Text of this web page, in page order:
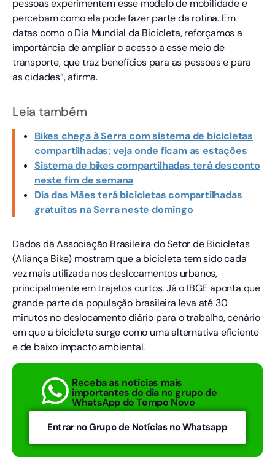
pessoas experimentem esse modelo de mobilidade e
percebam como ela pode fazer parte da rotina. Em
datas como o Dia Mundial da Bicicleta, reforçamos a
importância de ampliar o acesso a esse meio de
transporte, que traz benefícios para as pessoas e para
as cidades”, afirma.
Leia também
Bikes chega à Serra com sistema de bicicletas
compartilhadas; veja onde ficam as estações
Sistema de bikes compartilhadas terá desconto
neste fim de semana
Dia das Mães terá bicicletas compartilhadas
gratuitas na Serra neste domingo
Dados da Associação Brasileira do Setor de Bicicletas
(Aliança Bike) mostram que a bicicleta tem sido cada
vez mais utilizada nos deslocamentos urbanos,
principalmente em trajetos curtos. Já o IBGE aponta que
grande parte da população brasileira leva até 30
minutos no deslocamento diário para o trabalho, cenário
em que a bicicleta surge como uma alternativa eficiente
e de baixo impacto ambiental.
Receba as notícias mais
importantes do dia no grupo de
WhatsApp do Tempo Novo
Entrar no Grupo de Notícias no Whatsapp